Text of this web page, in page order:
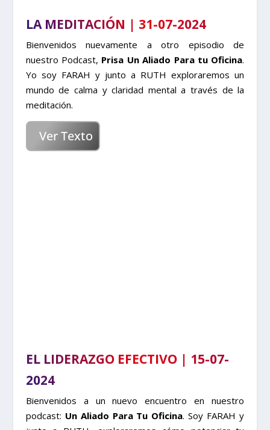
LA MEDITACIÓN | 31-07-2024
Bienvenidos nuevamente a otro episodio de
nuestro Podcast, Prisa Un Aliado Para tu Oficina.
Yo soy FARAH y junto a RUTH exploraremos un
mundo de calma y claridad mental a través de la
meditación.
Ver Texto
EL LIDERAZGO EFECTIVO | 15-07-
2024
Bienvenidos a un nuevo encuentro en nuestro
podcast: Un Aliado Para Tu Oficina. Soy FARAH y